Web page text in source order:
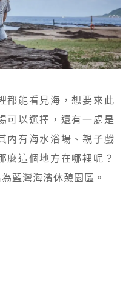
都能看見海，想要來此
可以選擇，還有一處是
內有海水浴場、親子戲
麼這個地方在哪裡呢？
藍灣海濱休憩園區。